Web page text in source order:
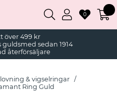
över 499 kr
sedan 1914
återförsäljare
0
& vigselringar
Ring Guld